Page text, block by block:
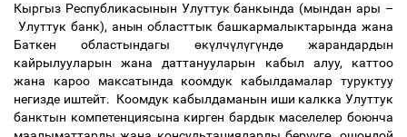
Кыргыз Республикасынын Улуттук банкында (мындан ары –
Улуттук банк), анын областтык башкармалыктарында жана
Баткен областындагы өкүлчүлүгүндө жарандардын
кайрылууларын жана даттанууларын кабыл алуу, каттоо
жана кароо максатында коомдук кабылдамалар туруктуу
негизде иштейт. Коомдук кабылдаманын иши калкка Улуттук
банктын компетенциясына кирген бардык маселелер боюнча